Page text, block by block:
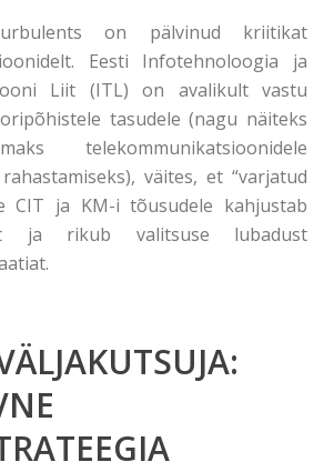
on pälvinud kriitikat
Eesti Infotehnoloogia ja
Liit (ITL) on avalikult vastu
tasudele (nagu näiteks
telekommunikatsioonidele
väites, et “varjatud
CIT ja KM-i tõusudele kahjustab
ja rikub valitsuse lubadust